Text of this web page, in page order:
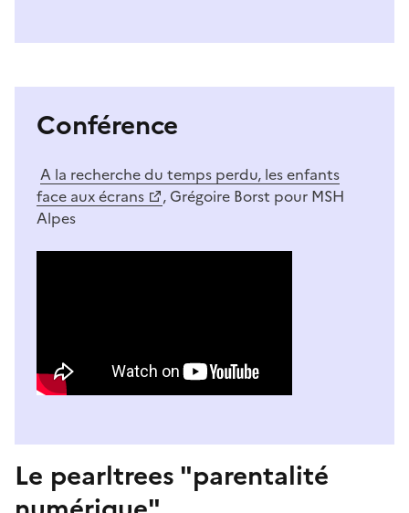
Conférence
A la recherche du temps perdu, les enfants
face aux écrans
, Grégoire Borst pour MSH
Alpes
Le pearltrees "parentalité